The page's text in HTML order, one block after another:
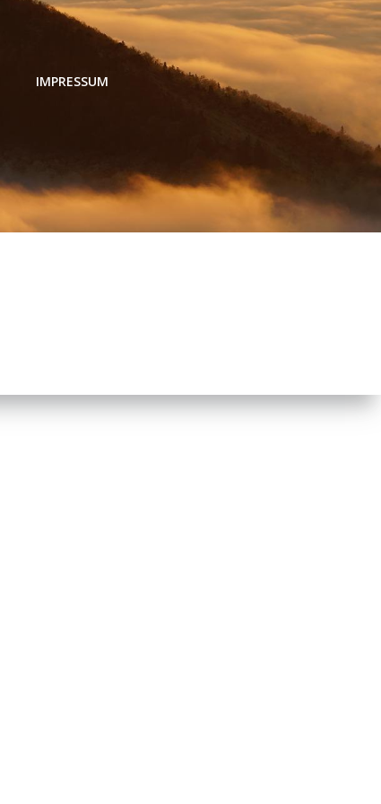
IMPRESSUM